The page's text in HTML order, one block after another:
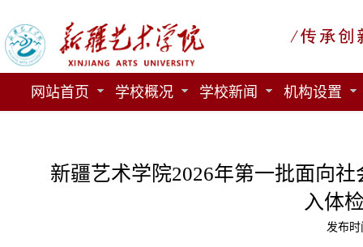
网站首页 学校概况 学校新闻 机构设置
新疆艺术学院2026年第一批面向
入体
发布